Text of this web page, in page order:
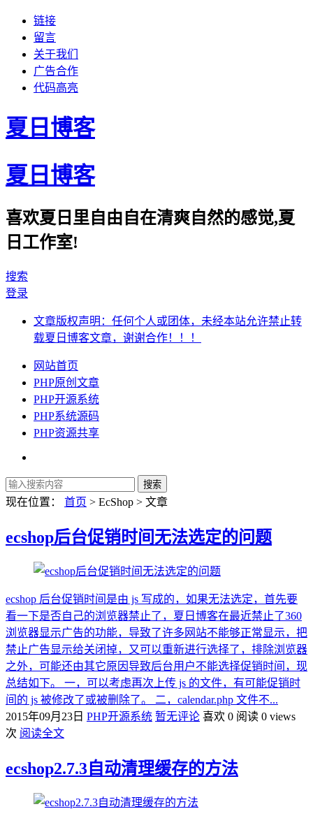
链接
留言
关于我们
广告合作
代码高亮
夏日博客
夏日博客
喜欢夏日里自由自在清爽自然的感觉,夏
日工作室!
搜索
登录
文章版权声明：任何个人或团体，未经本站允许禁止转
载夏日博客文章，谢谢合作！！！
网站首页
PHP原创文章
PHP开源系统
PHP系统源码
PHP资源共享
现在位置： 首页 > EcShop > 文章
ecshop后台促销时间无法选定的问题
ecshop 后台促销时间是由 js 写成的，如果无法选定，首先要
看一下是否自己的浏览器禁止了，夏日博客在最近禁止了360
浏览器显示广告的功能，导致了许多网站不能够正常显示，把
禁止广告显示给关闭掉，又可以重新进行选择了，排除浏览器
之外，可能还由其它原因导致后台用户不能选择促销时间，现
总结如下。 一，可以考虑再次上传 js 的文件，有可能促销时
间的 js 被修改了或被删除了。 二，calendar.php 文件不...
2015年09月23日 PHP开源系统 暂无评论 喜欢 0 阅读 0 views
次 阅读全文
ecshop2.7.3自动清理缓存的方法